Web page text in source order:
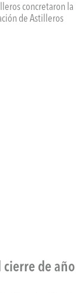
concretaron la
de Astilleros
de año